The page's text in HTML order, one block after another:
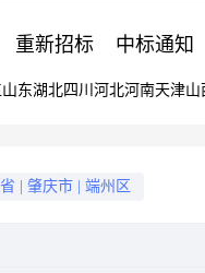
重新招标 中标通知
山东湖北四川 河北河南天津山
肇庆市 端州区